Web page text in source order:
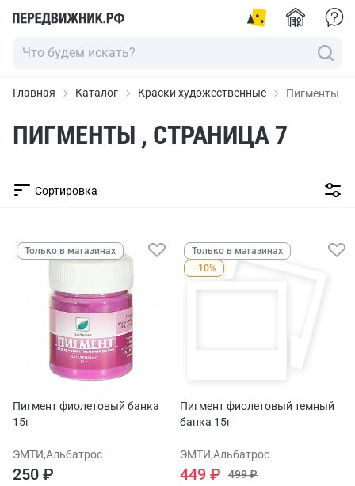
Главная Каталог Краски художественные Пигменты
ПИГМЕНТЫ , СТРАНИЦА 7
Сортировка
Только в магазинах
Пигмент фиолетовый банка
15г
ЭМТИ,Альбатрос
250 ₽
Только в магазинах
–10%
Пигмент фиолетовый темный
банка 15г
ЭМТИ,Альбатрос
449 ₽ 499 ₽